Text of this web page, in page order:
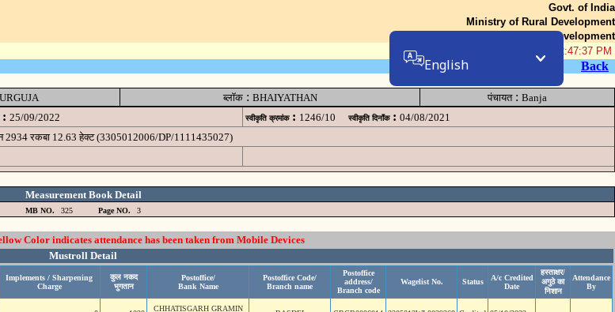
Govt. of India
Ministry of Rural Development
Department of Rural Development
06-Aug-2026 02:47:37 PM
Back
ब्लॉक: BHAIYATHAN पंचायत: Banja
: 25/09/2022 स्वीकृति क्रमांक : 1246/10 स्वीकृति दिनॉंक : 04/08/2021
न 2934 रकबा 12.63 हेक्ट (3305012006/DP/1111435027)
Measurement Book Detail
MB NO. 325 Page NO. 3
Color indicates attendance has been taken from Mobile Devices
Mustroll Detail
Implements / Sharpening
Charge
कुल नकद
भुगतान
Postoffice/
Bank Name
Postoffice Code/
Branch name
Postoffice
address/
Branch code
Wagelist No. Status
A/c Credited
Date
हस्ताक्षर/
अगुठे का
निशान
Attendance
By
CHHATISGARH GRAMIN
English